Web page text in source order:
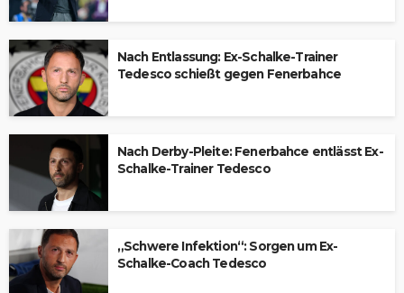
Nach Entlassung: Ex-Schalke-Trainer
Tedesco schießt gegen Fenerbahce
Nach Derby-Pleite: Fenerbahce entlässt Ex-
Schalke-Trainer Tedesco
„Schwere Infektion“: Sorgen um Ex-
Schalke-Coach Tedesco